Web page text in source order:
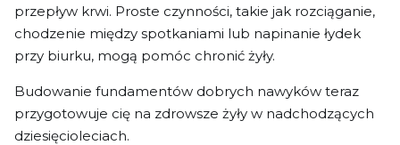
przepływ krwi. Proste czynności, takie jak rozciąganie,
chodzenie między spotkaniami lub napinanie łydek
przy biurku, mogą pomóc chronić żyły.
Budowanie fundamentów dobrych nawyków teraz
przygotowuje cię na zdrowsze żyły w nadchodzących
dziesięcioleciach.